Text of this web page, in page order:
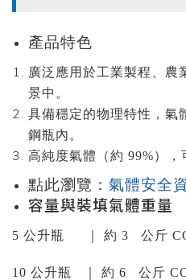
產品特色
廣泛應用於工業製程、農
景中。
具備穩定的物理特性，氣
鋼瓶內。
高純度氣體（約 99%），
點此瀏覽： 氣體安全
容量與裝填氣體重量
5 公升瓶 ｜ 約 3 公斤
10 公升瓶 ｜ 約 6 公斤